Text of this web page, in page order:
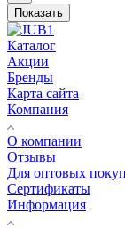
Показать
Каталог
Акции
Бренды
Карта сайта
Компания
О компании
Отзывы
Для оптовых
Сертификаты
Информация